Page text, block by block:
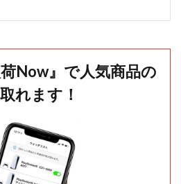
Now』で人気商品の
れます！